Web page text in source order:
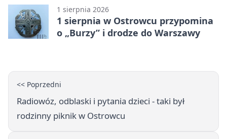
(Grupa IV)
1 sierpnia 2026
1 sierpnia w Ostrowcu przypomina
o „Burzy” i drodze do Warszawy
<< Poprzedni
Radiowóz, odblaski i pytania dzieci - taki był
rodzinny piknik w Ostrowcu